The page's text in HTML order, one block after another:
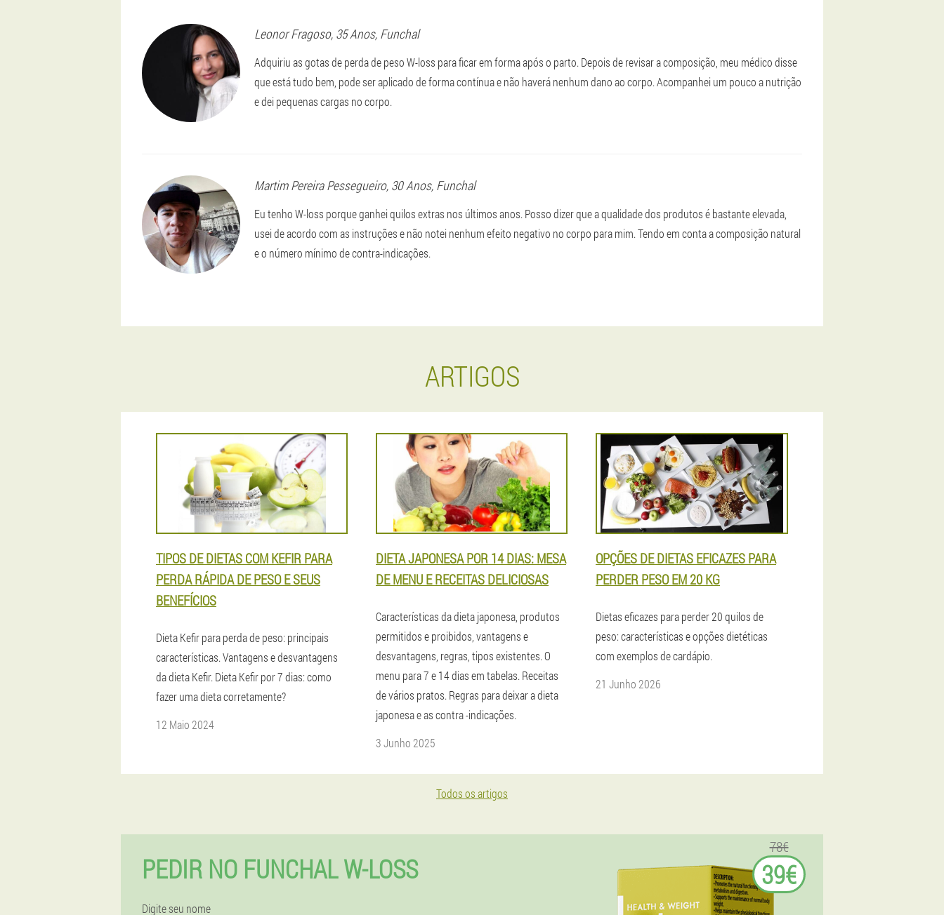
Leonor Fragoso, 35 Anos, Funchal
Adquiriu as gotas de perda de peso W-loss para ficar em forma após o parto. Depois de revisar a composição, meu médico disse
que está tudo bem, pode ser aplicado de forma contínua e não haverá nenhum dano ao corpo. Acompanhei um pouco a nutrição
e dei pequenas cargas no corpo.
Martim Pereira Pessegueiro, 30 Anos, Funchal
Eu tenho W-loss porque ganhei quilos extras nos últimos anos. Posso dizer que a qualidade dos produtos é bastante elevada,
usei de acordo com as instruções e não notei nenhum efeito negativo no corpo para mim. Tendo em conta a composição natural
e o número mínimo de contra-indicações.
ARTIGOS
TIPOS DE DIETAS COM KEFIR PARA
PERDA RÁPIDA DE PESO E SEUS
BENEFÍCIOS
Dieta Kefir para perda de peso: principais
características. Vantagens e desvantagens
da dieta Kefir. Dieta Kefir por 7 dias: como
fazer uma dieta corretamente?
12 Maio 2024
DIETA JAPONESA POR 14 DIAS: MESA
DE MENU E RECEITAS DELICIOSAS
Características da dieta japonesa, produtos
permitidos e proibidos, vantagens e
desvantagens, regras, tipos existentes. O
menu para 7 e 14 dias em tabelas. Receitas
de vários pratos. Regras para deixar a dieta
japonesa e as contra -indicações.
3 Junho 2025
OPÇÕES DE DIETAS EFICAZES PARA
PERDER PESO EM 20 KG
Dietas eficazes para perder 20 quilos de
peso: características e opções dietéticas
com exemplos de cardápio.
21 Junho 2026
Todos os artigos
PEDIR NO FUNCHAL W-LOSS
Digite seu nome
78€
39€